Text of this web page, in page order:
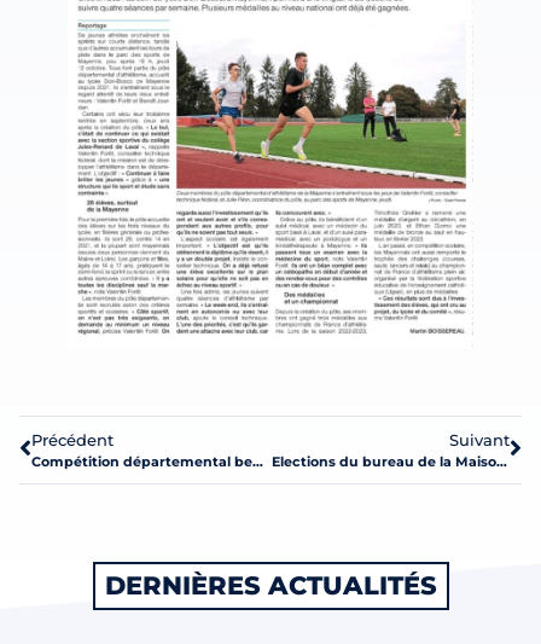
Précédent
Compétition départemental benjamins UGSEL de Handball 6×6 et de Basketball 3×3 – Mercredi 8 novembre 2023 à Laval
Suivant
Elections du bureau de la Maison des Lycéens LG
DERNIÈRES ACTUALITÉS